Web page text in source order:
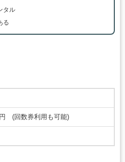
タル
る
(回数券利用も可能)